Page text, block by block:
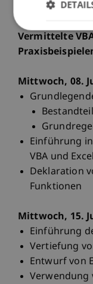
Vermittelte
Mittwoch, 08.
Einführung
VBA und Excel
Deklaration
Funktionen
Mittwoch, 15.
Einführung
Vertiefung
Entwurf von
Verwendung